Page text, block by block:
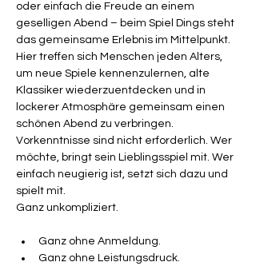
oder einfach die Freude an einem
geselligen Abend – beim Spiel Dings steht
das gemeinsame Erlebnis im Mittelpunkt.
Hier treffen sich Menschen jeden Alters,
um neue Spiele kennenzulernen, alte
Klassiker wiederzuentdecken und in
lockerer Atmosphäre gemeinsam einen
schönen Abend zu verbringen.
Vorkenntnisse sind nicht erforderlich. Wer
möchte, bringt sein Lieblingsspiel mit. Wer
einfach neugierig ist, setzt sich dazu und
spielt mit.
Ganz unkompliziert.
Ganz ohne Anmeldung.
Ganz ohne Leistungsdruck.